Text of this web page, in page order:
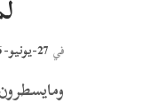
في 27-يونيو- 2026